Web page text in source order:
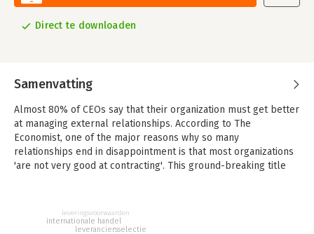
Direct te downloaden
Samenvatting
Almost 80% of CEOs say that their organization must get better
at managing external relationships. According to The
Economist, one of the major reasons why so many
relationships end in disappointment is that most organizations
'are not very good at contracting'. This ground-breaking title
collective wisdom and experience of Contract, Legal and
Commercial experts from some of the world's leading
leveranciersselectie
internationale handel
leveringsvoorwaarden